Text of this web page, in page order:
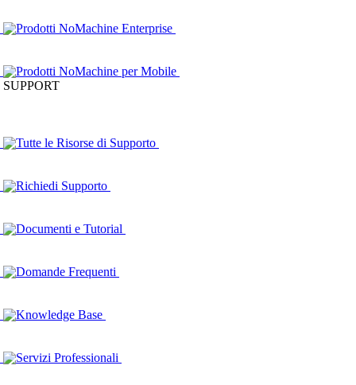
Prodotti NoMachine Enterprise
Prodotti NoMachine per Mobile
SUPPORT
Tutte le Risorse di Supporto
Richiedi Supporto
Documenti e Tutorial
Domande Frequenti
Knowledge Base
Servizi Professionali